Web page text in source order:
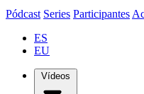
Pódcast Series Participantes
ES
EU
Vídeos